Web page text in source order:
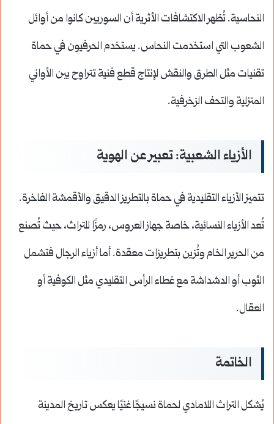
النحاسية. تُظهر الاكتشافات الأثرية أن السوريين كانوا من أوائل
الشعوب التي استخدمت النحاس. يستخدم الحرفيون في حماة
تقنيات مثل الطرق والنقش لإنتاج قطع فنية تتراوح بين الأواني
المنزلية والتحف الزخرفية.
الأزياء الشعبية: تعبير عن الهوية
تتميز الأزياء التقليدية في حماة بالتطريز الدقيق والأقمشة الفاخرة.
تُعد الأزياء النسائية، خاصة جهاز العروس، رمزًا للتراث، حيث تُصنع
من الحرير الخام وتُزين بتطريزات معقدة. أما أزياء الرجال فتشمل
الثوب أو الدشداشة مع غطاء الرأس التقليدي مثل الكوفية أو
العقال.
الخاتمة
يُشكل التراث اللامادي لحماة نسيجًا غنيًا يعكس تاريخ المدينة